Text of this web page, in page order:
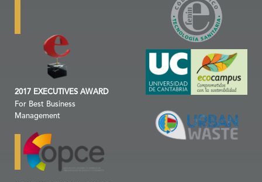
2017 EXECUTIVES AWARD
For Best Business
Management